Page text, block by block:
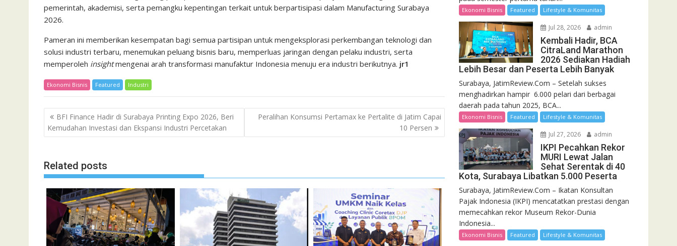
pemerintah, akademisi, serta pemangku kepentingan terkait untuk berpartisipasi dalam Manufacturing Surabaya
2026.
Pameran ini memberikan kesempatan bagi semua partisipan untuk mengeksplorasi perkembangan teknologi dan
solusi industri terbaru, menemukan peluang bisnis baru, memperluas jaringan dengan pelaku industri, serta
memperoleh insightmengenai arah transformasi manufaktur Indonesia menuju era industri berikutnya. jr1
Ekonomi Bisnis Featured Industri
Post
navigation
BFI Finance Hadir di Surabaya Printing Expo 2026, Beri
Kemudahan Investasi dan Ekspansi Industri Percetakan
Peralihan Konsumsi Pertamax ke Pertalite di Jatim Capai
10 Persen
Related posts
Ekonomi Bisnis Featured Lifestyle & Komunitas
Jul 28, 2026 admin
Kembali Hadir, BCA
CitraLand Marathon
2026 Sediakan Hadiah
Lebih Besar dan Peserta Lebih Banyak
Surabaya, JatimReview.Com – Setelah sukses
menghadirkan hampir 6.000 pelari dari berbagai
daerah pada tahun 2025, BCA...
Ekonomi Bisnis Featured Lifestyle & Komunitas
Jul 27, 2026 admin
IKPI Pecahkan Rekor
MURI Lewat Jalan
Sehat Serentak di 40
Kota, Surabaya Libatkan 5.000 Peserta
Surabaya, JatimReview.Com – Ikatan Konsultan
Pajak Indonesia (IKPI) mencatatkan prestasi dengan
memecahkan rekor Museum Rekor-Dunia
Indonesia...
Ekonomi Bisnis Featured Lifestyle & Komunitas